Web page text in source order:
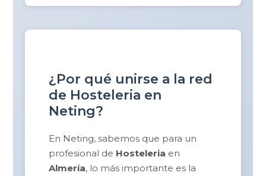
¿Por qué unirse a la red
de Hosteleria en
Neting?
En Neting, sabemos que para un
profesional de Hosteleria en
Almería, lo más importante es la